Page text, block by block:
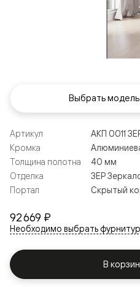
92 669 ₽
Необходимо выбрать
В
Артикул
АКП 0011
Кромка
Толщина полотна
40 мм
Отделка
ЗЕР
Портал
Скрытый
Выбрать